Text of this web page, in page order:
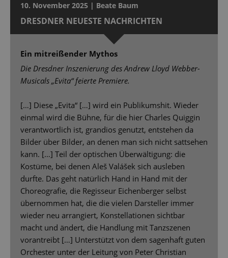
10. November 2025 | Beate Baum
DRESDNER NEUESTE NACHRICHTEN
Ein mitreißender Mythos
Die Dresdner Inszenierung des Andrew Lloyd Webber-
Musicals „Evita“ feierte Premiere.
[…] Diese „Evita“ […] wird ein Publikumshit. Wieder
einmal wird die Bühne, für die hier Charles Quiggin
verantwortlich ist, grandios genutzt, entstehen da
Bilder über Bilder, an denen man sich nicht sattsehen
kann. […] Teil der optischen Überwältigung: die
Kostüme, bei denen Aleš Valášek sich ausleben
durfte. Das geht natürlich Hand in Hand mit der
Choreografie, die Regisseur Eichenberger selbst
übernommen hat, die die vielen Darsteller immer
wieder neu arrangiert, Konstellationen sichtbar
macht und ändert, die Handlung mit Tanzszenen
vorantreibt […] Unterstützt von dem sagenhaft guten
Orchester unter der Leitung von Peter Christian